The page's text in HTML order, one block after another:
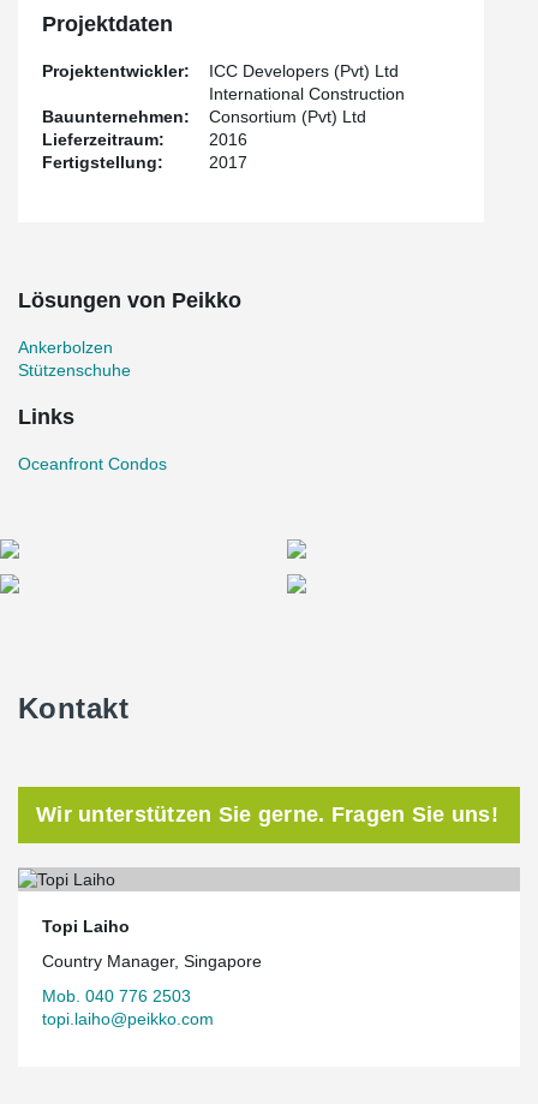
Projektdaten
Projektentwickler: ICC Developers (Pvt) Ltd
Bauunternehmen:
International Construction
Consortium (Pvt) Ltd
Lieferzeitraum:
2016
Fertigstellung:
2017
Lösungen von Peikko
Ankerbolzen
Stützenschuhe
Links
Oceanfront Condos
Kontakt
Wir unterstützen Sie gerne. Fragen Sie uns!
Topi Laiho
Country Manager, Singapore
Mob. 040 776 2503
topi.laiho@peikko.com